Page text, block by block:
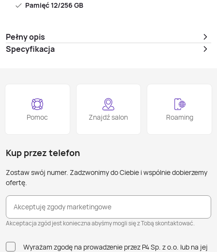
Pamięć 12/256 GB
Pełny opis
Specyfikacja
Pomoc Znajdź salon Roaming
Kup przez telefon
Zostaw swój numer. Zadzwonimy do Ciebie i wspólnie dobierzemy
ofertę.
Akceptuję zgody marketingowe
Akceptacja zgód jest konieczna abyśmy mogli się z Tobą skontaktować.
Wyrażam zgodę na prowadzenie przez P4 Sp. z o.o. lub na jej